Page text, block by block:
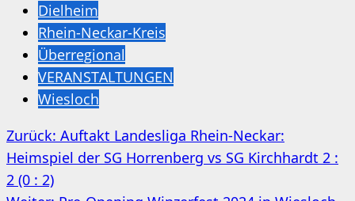
Dielheim
Rhein-Neckar-Kreis
Überregional
VERANSTALTUNGEN
Wiesloch
Beitragsnavigation
Zurück: Auftakt Landesliga Rhein-Neckar:
Heimspiel der SG Horrenberg vs SG Kirchhardt 2 :
2 (0 : 2)